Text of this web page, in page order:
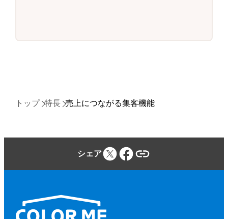
トップ 特長 売上につながる集客機能
シェア